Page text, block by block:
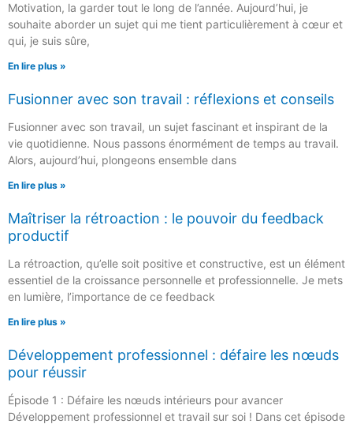
Motivation, la garder tout le long de l’année. Aujourd’hui, je
souhaite aborder un sujet qui me tient particulièrement à cœur et
qui, je suis sûre,
En lire plus »
Fusionner avec son travail : réflexions et conseils
Fusionner avec son travail, un sujet fascinant et inspirant de la
vie quotidienne. Nous passons énormément de temps au travail.
Alors, aujourd’hui, plongeons ensemble dans
En lire plus »
Maîtriser la rétroaction : le pouvoir du feedback
productif
La rétroaction, qu’elle soit positive et constructive, est un élément
essentiel de la croissance personnelle et professionnelle. Je mets
en lumière, l’importance de ce feedback
En lire plus »
Développement professionnel : défaire les nœuds
pour réussir
Épisode 1 : Défaire les nœuds intérieurs pour avancer
Développement professionnel et travail sur soi ! Dans cet épisode